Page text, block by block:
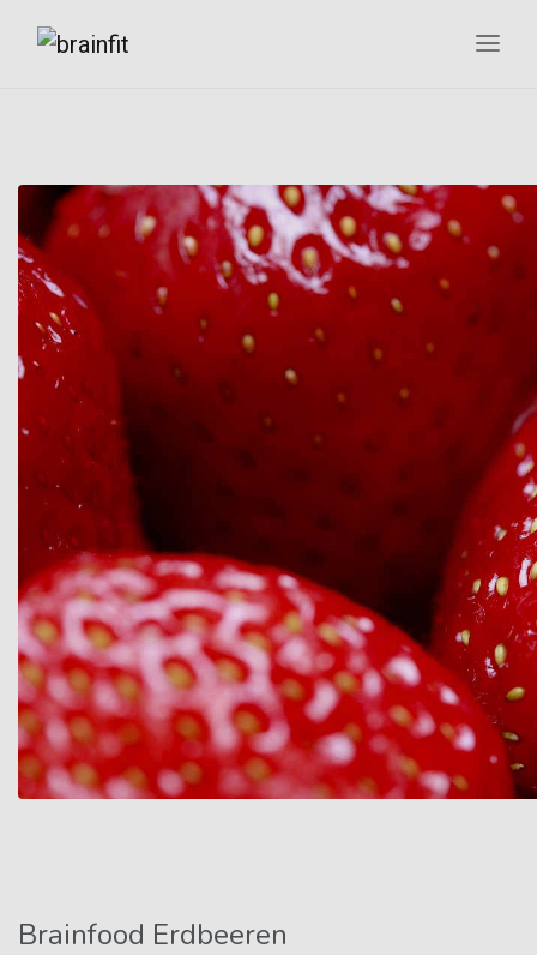
Brainfood Erdbeeren